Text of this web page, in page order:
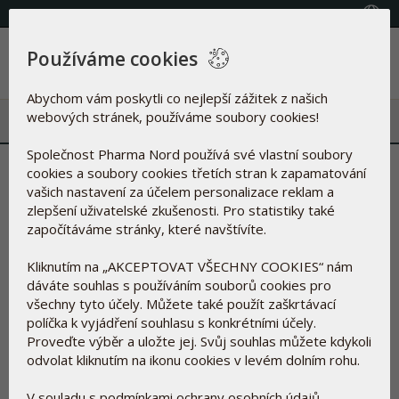
(+420) 800 100 622
Menu
Podmínkya pravidla pro
PointShop Bonusový program
nákupu produktu na webových stránkách společnosti Pharma
Nord:www.pharmanord.cz/pointshop. Nelze je využít v
kamenné prodejně.
DOPRAVA
Používáme cookies
Abychom vám poskytli co nejlepší zážitek z našich
webových stránek, používáme soubory cookies!
Společnost Pharma Nord používá své vlastní soubory
cookies a soubory cookies třetích stran k zapamatování
vašich nastavení za účelem personalizace reklam a
zlepšení uživatelské zkušenosti. Pro statistiky také
započítáváme stránky, které navštívíte.
Kliknutím na „AKCEPTOVAT VŠECHNY COOKIES“ nám
dáváte souhlas s používáním souborů cookies pro
všechny tyto účely. Můžete také použít zaškrtávací
políčka k vyjádření souhlasu s konkrétními účely.
Proveďte výběr a uložte jej. Svůj souhlas můžete kdykoli
odvolat kliknutím na ikonu cookies v levém dolním rohu.